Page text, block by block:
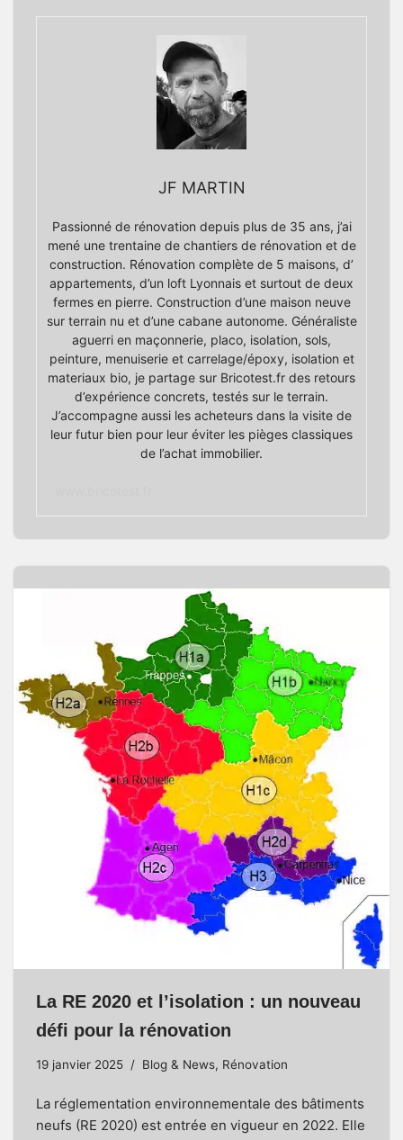
JF MARTIN
Passionné de rénovation depuis plus de 35 ans, j’ai
mené une trentaine de chantiers de rénovation et de
construction. Rénovation complète de 5 maisons, d’
appartements, d’un loft Lyonnais et surtout de deux
fermes en pierre. Construction d’une maison neuve
sur terrain nu et d’une cabane autonome. Généraliste
aguerri en maçonnerie, placo, isolation, sols,
peinture, menuiserie et carrelage/époxy, isolation et
materiaux bio, je partage sur Bricotest.fr des retours
d’expérience concrets, testés sur le terrain.
J’accompagne aussi les acheteurs dans la visite de
leur futur bien pour leur éviter les pièges classiques
de l’achat immobilier.
La RE 2020 et l’isolation : un nouveau
défi pour la rénovation
19 janvier 2025 Blog & News, Rénovation
La réglementation environnementale des bâtiments
neufs (RE 2020) est entrée en vigueur en 2022. Elle